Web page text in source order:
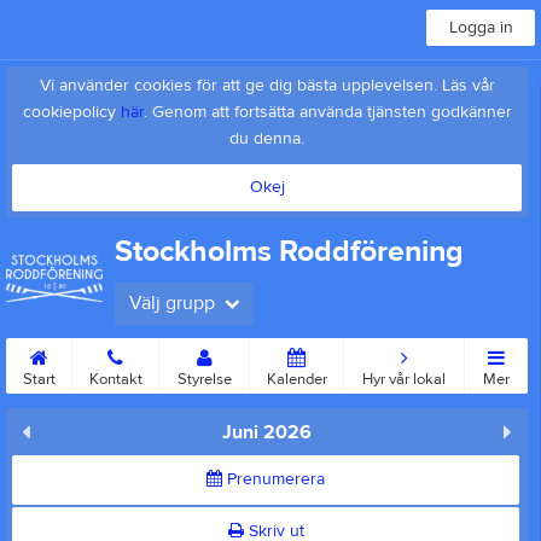
Logga in
Vi använder cookies för att ge dig bästa upplevelsen. Läs vår
cookiepolicy här. Genom att fortsätta använda tjänsten godkänner
du denna.
Okej
Stockholms Roddförening
Välj grupp
Start Kontakt Styrelse Kalender Hyr vår lokal Mer
Juni 2026
Prenumerera
Skriv ut